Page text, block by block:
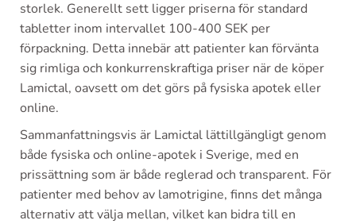
storlek. Generellt sett ligger priserna för standard
tabletter inom intervallet 100-400 SEK per
förpackning. Detta innebär att patienter kan förvänta
sig rimliga och konkurrenskraftiga priser när de köper
Lamictal, oavsett om det görs på fysiska apotek eller
online.
Sammanfattningsvis är Lamictal lättillgängligt genom
både fysiska och online-apotek i Sverige, med en
prissättning som är både reglerad och transparent. För
patienter med behov av lamotrigine, finns det många
alternativ att välja mellan, vilket kan bidra till en